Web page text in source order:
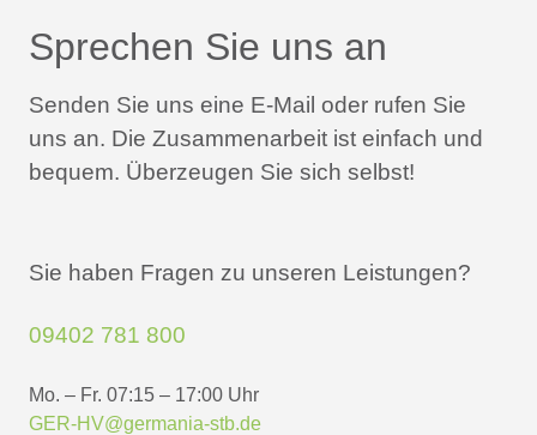
Sprechen Sie uns an
Senden Sie uns eine E-Mail oder rufen Sie
uns an. Die Zusammenarbeit ist einfach und
bequem. Überzeugen Sie sich selbst!
Sie haben Fragen zu unseren Leistungen?
09402 781 800
Mo. – Fr. 07:15 – 17:00 Uhr
GER-HV@germania-stb.de